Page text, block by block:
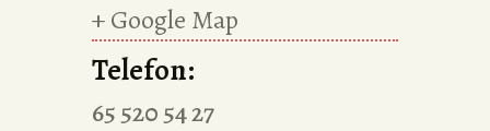
+ Google Map
Telefon:
65 520 54 27